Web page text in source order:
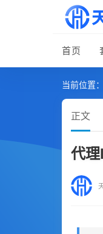
首页
当前位置：
正文
代